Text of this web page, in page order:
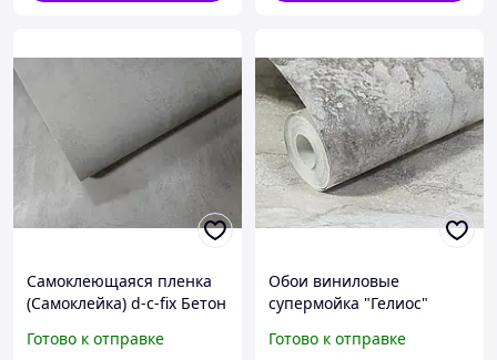
Самоклеющаяся пленка
(Самоклейка) d-c-fix Бетон
Готово к отправке
Обои виниловые
супермойка "Гелиос"
ванной, коридора, серо-
Готово к отправке